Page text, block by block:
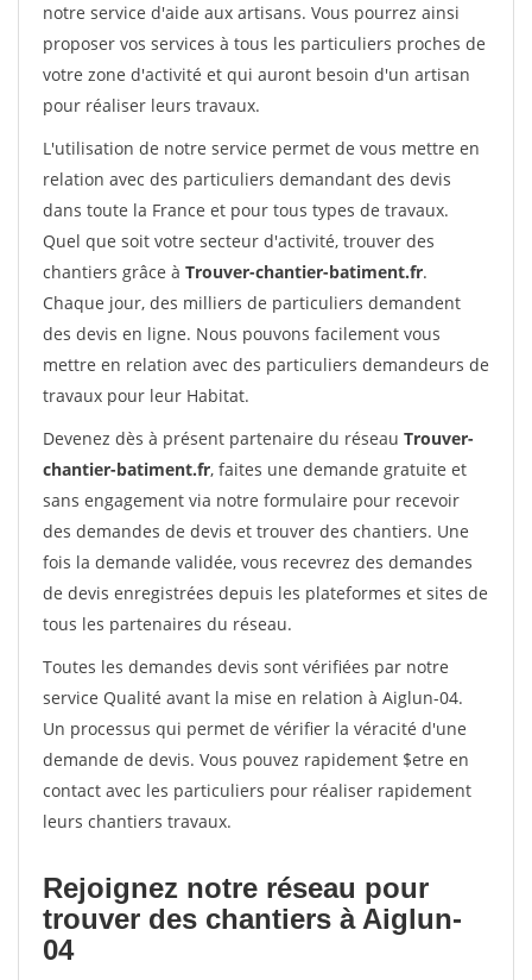
notre service d'aide aux artisans. Vous pourrez ainsi
proposer vos services à tous les particuliers proches de
votre zone d'activité et qui auront besoin d'un artisan
pour réaliser leurs travaux.
L'utilisation de notre service permet de vous mettre en
relation avec des particuliers demandant des devis
dans toute la France et pour tous types de travaux.
Quel que soit votre secteur d'activité, trouver des
chantiers grâce à Trouver-chantier-batiment.fr.
Chaque jour, des milliers de particuliers demandent
des devis en ligne. Nous pouvons facilement vous
mettre en relation avec des particuliers demandeurs de
travaux pour leur Habitat.
Devenez dès à présent partenaire du réseau Trouver-
chantier-batiment.fr, faites une demande gratuite et
sans engagement via notre formulaire pour recevoir
des demandes de devis et trouver des chantiers. Une
fois la demande validée, vous recevrez des demandes
de devis enregistrées depuis les plateformes et sites de
tous les partenaires du réseau.
Toutes les demandes devis sont vérifiées par notre
service Qualité avant la mise en relation à Aiglun-04.
Un processus qui permet de vérifier la véracité d'une
demande de devis. Vous pouvez rapidement $etre en
contact avec les particuliers pour réaliser rapidement
leurs chantiers travaux.
Rejoignez notre réseau pour
trouver des chantiers à Aiglun-
04